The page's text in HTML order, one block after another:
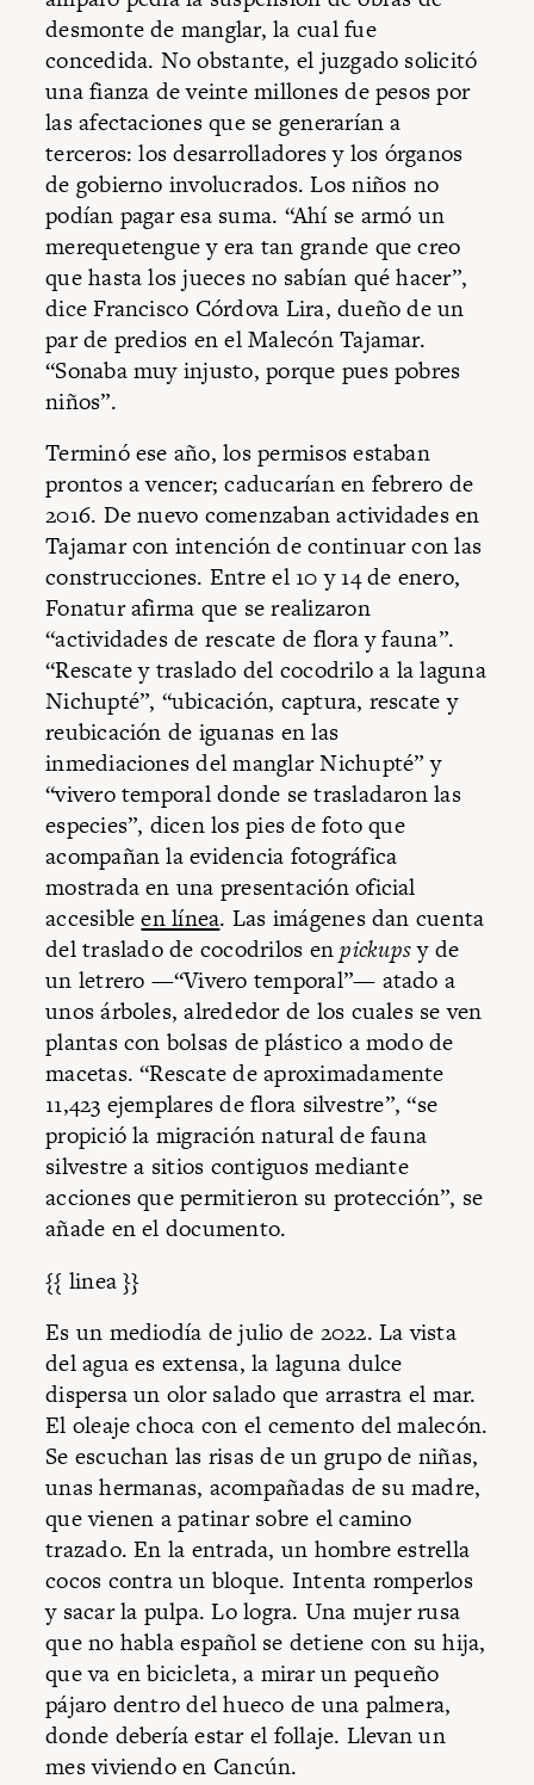
desmonte de manglar, la cual fue
concedida. No obstante, el juzgado solicitó
una fianza de veinte millones de pesos por
las afectaciones que se generarían a
terceros: los desarrolladores y los órganos
de gobierno involucrados. Los niños no
podían pagar esa suma. “Ahí se armó un
merequetengue y era tan grande que creo
que hasta los jueces no sabían qué hacer”,
dice Francisco Córdova Lira, dueño de un
par de predios en el Malecón Tajamar.
“Sonaba muy injusto, porque pues pobres
niños”.
Terminó ese año, los permisos estaban
prontos a vencer; caducarían en febrero de
2016. De nuevo comenzaban actividades en
Tajamar con intención de continuar con las
construcciones. Entre el 10 y 14 de enero,
Fonatur afirma que se realizaron
“actividades de rescate de flora y fauna”.
“Rescate y traslado del cocodrilo a la laguna
Nichupté”, “ubicación, captura, rescate y
reubicación de iguanas en las
inmediaciones del manglar Nichupté” y
“vivero temporal donde se trasladaron las
especies”, dicen los pies de foto que
acompañan la evidencia fotográfica
mostrada en una presentación oficial
accesibleen línea. Las imágenes dan cuenta
del traslado de cocodrilos enpickupsy de
un letrero —“Vivero temporal”— atado a
unos árboles, alrededor de los cuales se ven
plantas con bolsas de plástico a modo de
macetas. “Rescate de aproximadamente
11,423 ejemplares de flora silvestre”, “se
propició la migración natural de fauna
silvestre a sitios contiguos mediante
acciones que permitieron su protección”, se
añade en el documento.
{{ linea }}
Es un mediodía de julio de 2022. La vista
del agua es extensa, la laguna dulce
dispersa un olor salado que arrastra el mar.
El oleaje choca con el cemento del malecón.
Se escuchan las risas de un grupo de niñas,
unas hermanas, acompañadas de su madre,
que vienen a patinar sobre el camino
trazado. En la entrada, un hombre estrella
cocos contra un bloque. Intenta romperlos
y sacar la pulpa. Lo logra. Una mujer rusa
que no habla español se detiene con su hija,
que va en bicicleta, a mirar un pequeño
pájaro dentro del hueco de una palmera,
donde debería estar el follaje. Llevan un
mes viviendo en Cancún.